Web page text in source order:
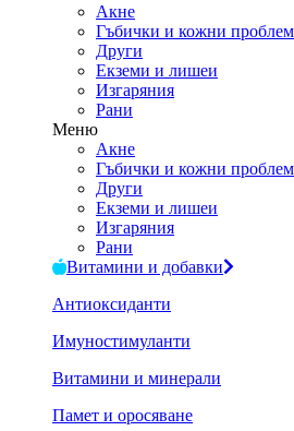
Акне
Гъбички и кожни
Други
Екземи и лишеи
Изгаряния
Рани
Меню
Акне
Гъбички и кожни
Други
Екземи и лишеи
Изгаряния
Рани
Витамини и добавки
Антиоксиданти
Имуностимуланти
Витамини и минерали
Памет и оросяване